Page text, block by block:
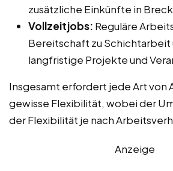
zusätzliche Einkünfte in
Vollzeitjobs: Reguläre
Bereitschaft zu Schichtarbeit
langfristige Projekte und
Insgesamt erfordert jede Art von
gewisse Flexibilität, wobei der
der Flexibilität je nach
Anzeige